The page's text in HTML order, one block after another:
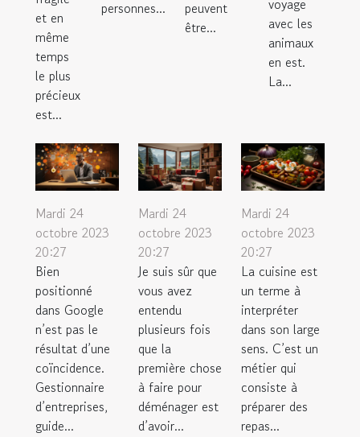
et en
même
temps
le plus
précieux
est...
personnes...
peuvent
être...
avec les
animaux
en est.
La...
Mardi 24
octobre 2023
20:27
Bien
positionné
dans Google
n’est pas le
résultat d’une
coïncidence.
Gestionnaire
d’entreprises,
guide...
Mardi 24
octobre 2023
20:27
Je suis sûr que
vous avez
entendu
plusieurs fois
que la
première chose
à faire pour
déménager est
d’avoir...
Mardi 24
octobre 2023
20:27
La cuisine est
un terme à
interpréter
dans son large
sens. C’est un
métier qui
consiste à
préparer des
repas...